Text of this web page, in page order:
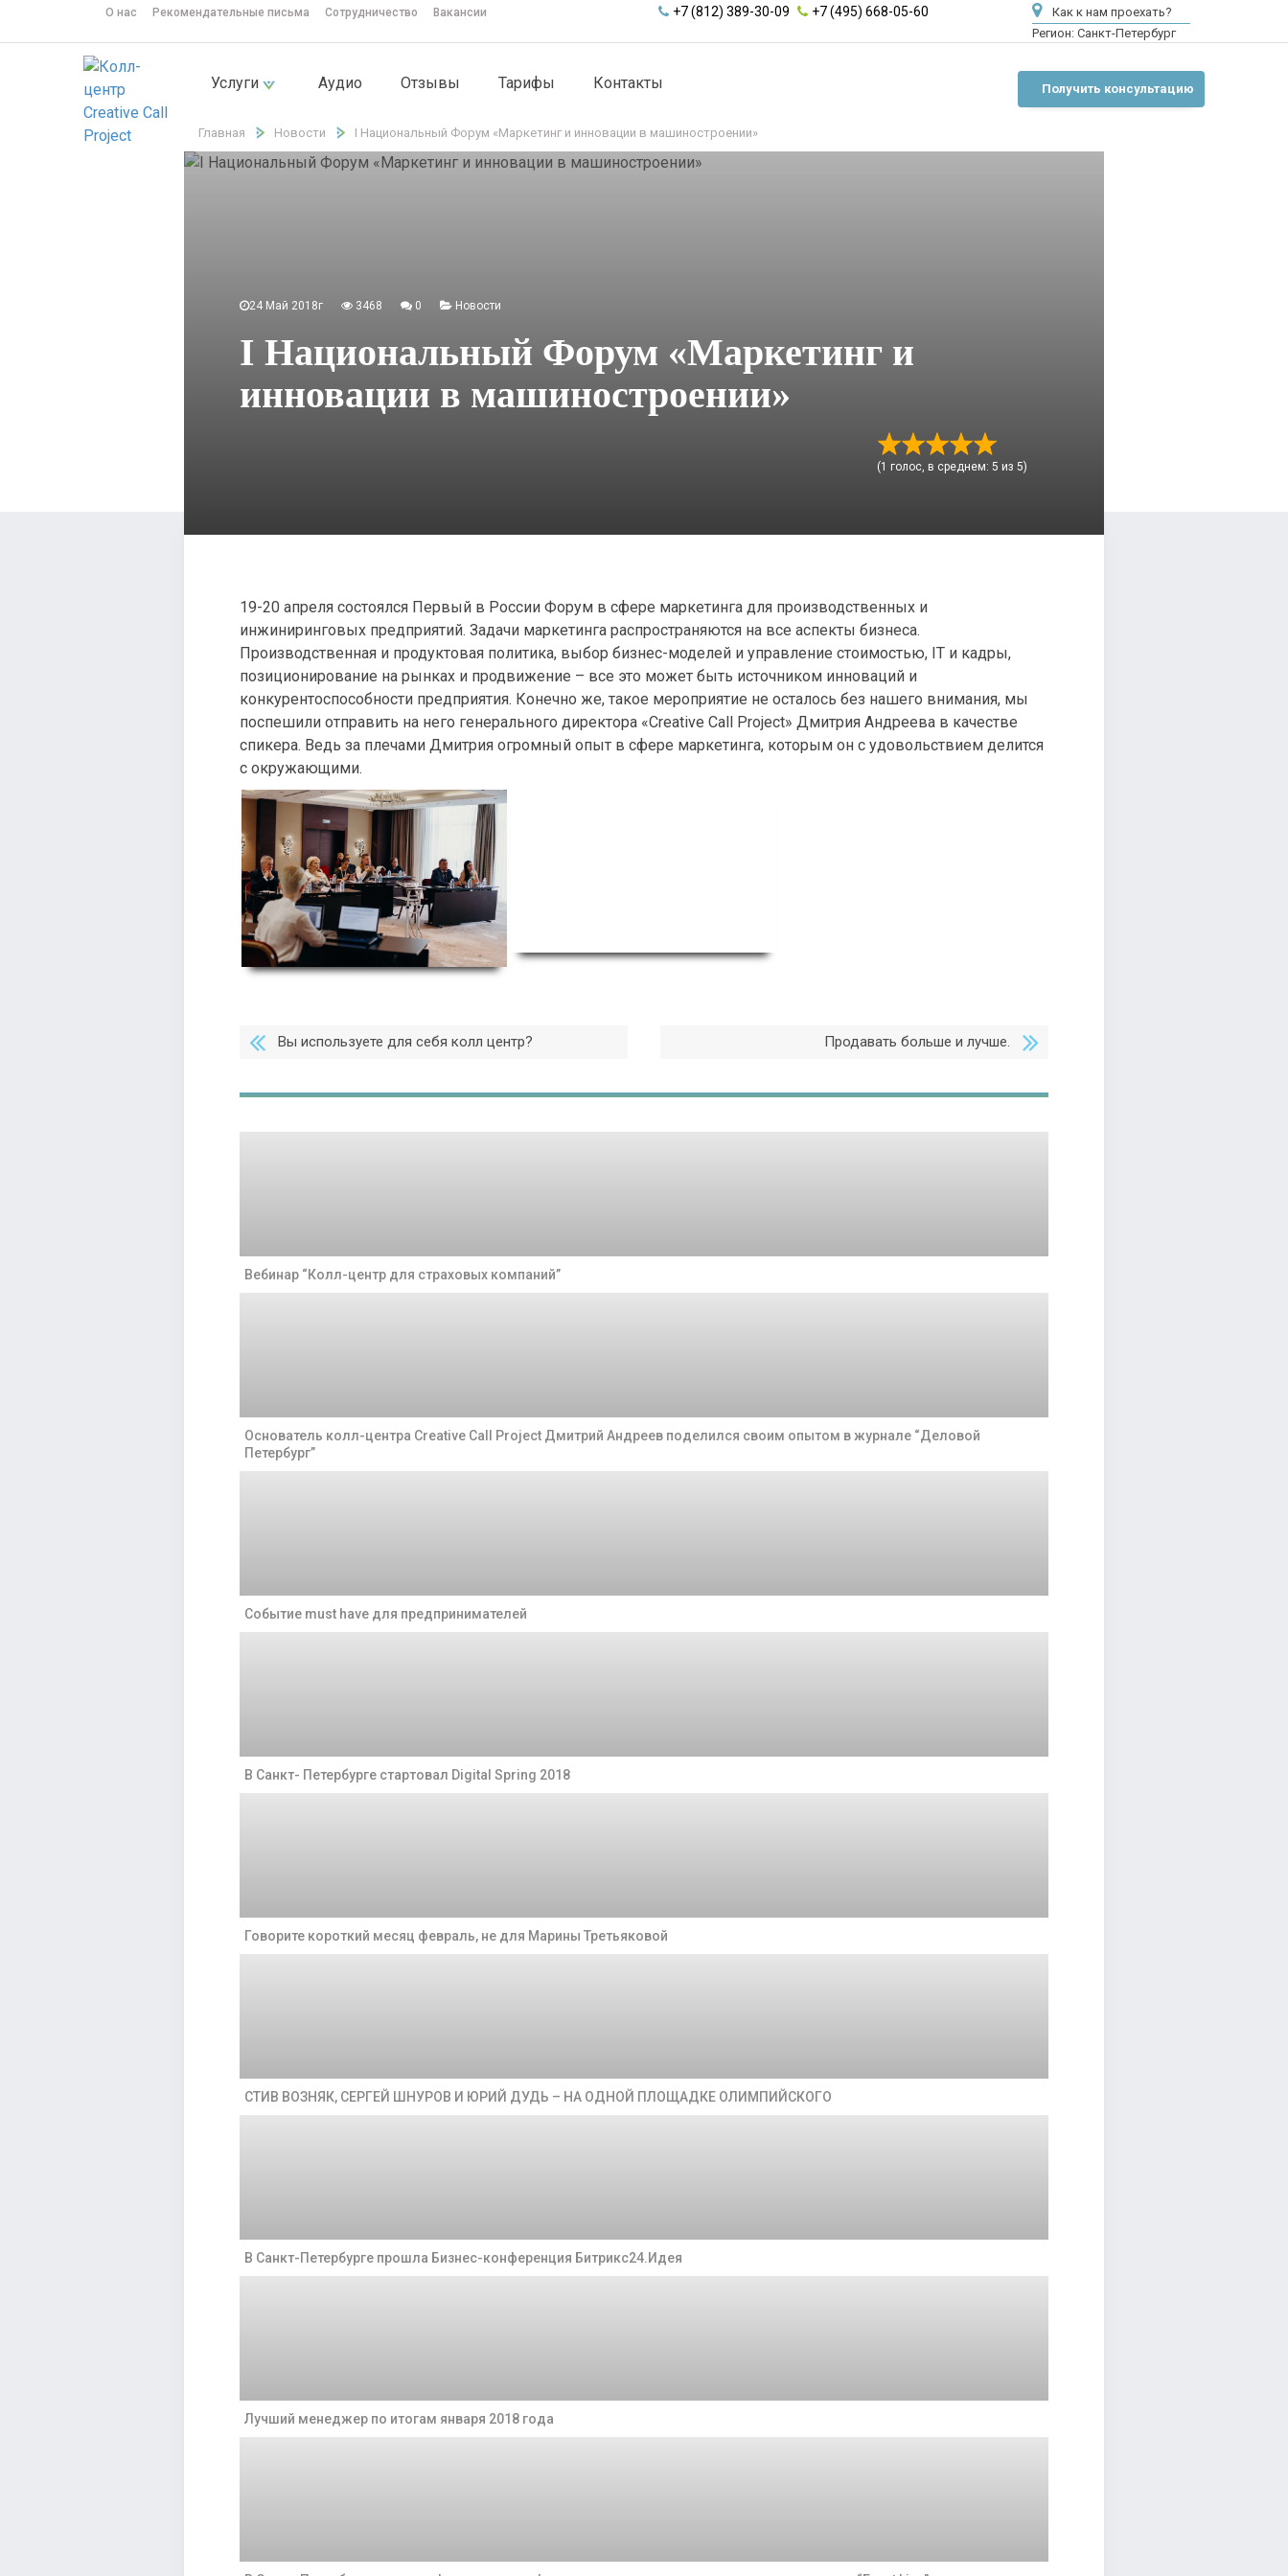
О нас Рекомендательные письма Сотрудничество Вакансии +7 (812) 389-30-09 +7 (495) 668-05-60
Как к нам проехать?
Регион: Санкт-Петербург
Услуги Аудио Отзывы Тарифы Контакты Получить консультацию
Главная Новости I Национальный Форум «Маркетинг и инновации в машиностроении»
24 Май 2018г 3468 0 Новости
I Национальный Форум «Маркетинг и
инновации в машиностроении»
(1 голос, в среднем: 5 из 5)
19-20 апреля состоялся Первый в России Форум в сфере маркетинга для производственных и
инжиниринговых предприятий. Задачи маркетинга распространяются на все аспекты бизнеса.
Производственная и продуктовая политика, выбор бизнес-моделей и управление стоимостью, IT и кадры,
позиционирование на рынках и продвижение – все это может быть источником инноваций и
конкурентоспособности предприятия. Конечно же, такое мероприятие не осталось без нашего внимания, мы
поспешили отправить на него генерального директора «Creative Call Project» Дмитрия Андреева в качестве
спикера. Ведь за плечами Дмитрия огромный опыт в сфере маркетинга, которым он с удовольствием делится
с окружающими.
Продавать больше и лучше.
Вы используете для себя колл центр?
Вебинар “Колл-центр для страховых компаний”
Основатель колл-центра Creative Call Project Дмитрий Андреев поделился своим опытом в журнале “Деловой
Петербург”
Событие must have для предпринимателей
В Санкт- Петербурге стартовал Digital Spring 2018
Говорите короткий месяц февраль, не для Марины Третьяковой
СТИВ ВОЗНЯК, СЕРГЕЙ ШНУРОВ И ЮРИЙ ДУДЬ – НА ОДНОЙ ПЛОЩАДКЕ ОЛИМПИЙСКОГО
В Санкт-Петербурге прошла Бизнес-конференция Битрикс24.Идея
Лучший менеджер по итогам января 2018 года